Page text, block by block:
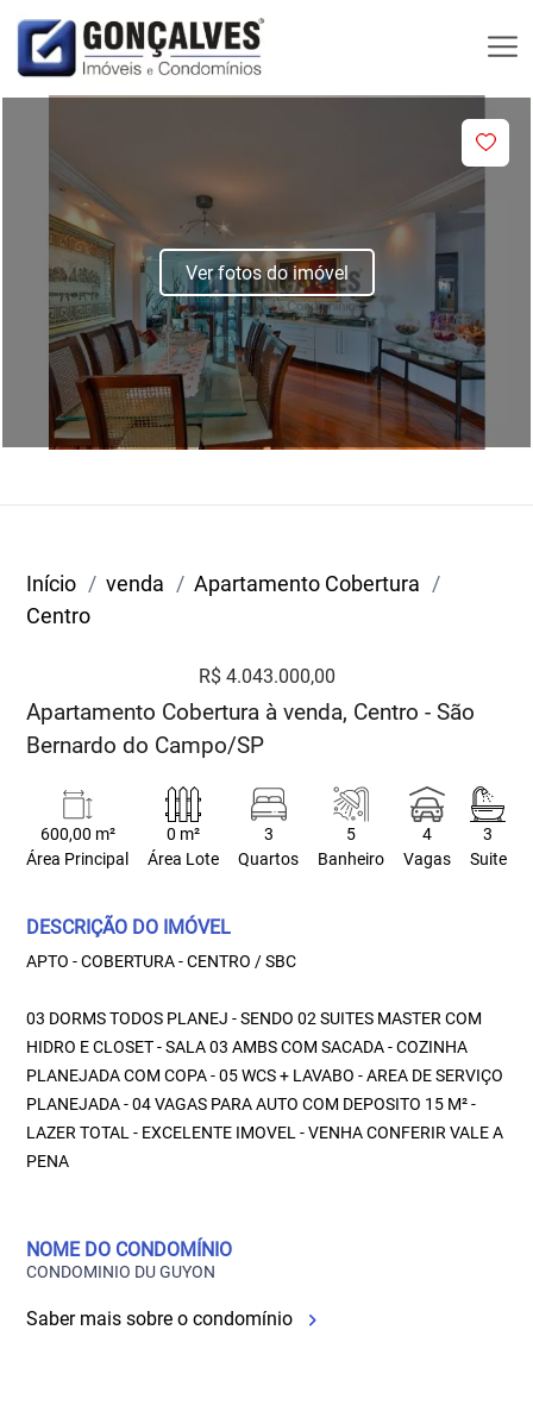
Ver fotos do imóvel
Início venda
Apartamento Cobertura
Centro
R$ 4.043.000,00
Apartamento Cobertura à venda, Centro - São
Bernardo do Campo/SP
600,00 m²
Área Principal
0 m²
Área Lote
3
Quartos
5
Banheiro
4
Vagas
3
Suite
DESCRIÇÃO DO IMÓVEL
APTO - COBERTURA - CENTRO / SBC
03 DORMS TODOS PLANEJ - SENDO 02 SUITES MASTER COM
HIDRO E CLOSET - SALA 03 AMBS COM SACADA - COZINHA
PLANEJADA COM COPA - 05 WCS + LAVABO - AREA DE SERVIÇO
PLANEJADA - 04 VAGAS PARA AUTO COM DEPOSITO 15 M² -
LAZER TOTAL - EXCELENTE IMOVEL - VENHA CONFERIR VALE A
PENA
NOME DO CONDOMÍNIO
CONDOMINIO DU GUYON
Saber mais sobre o condomínio